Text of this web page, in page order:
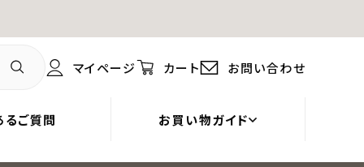
マイページ カート お問い合わせ
るご質問 お買い物ガイド